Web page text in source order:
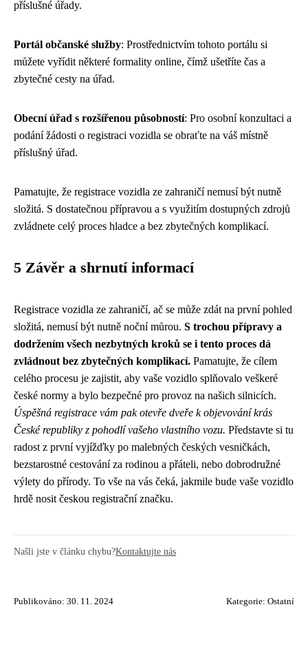
příslušné úřady.
Portál občanské služby: Prostřednictvím tohoto portálu si
můžete vyřídit některé formality online, čímž ušetříte čas a
zbytečné cesty na úřad.
Obecní úřad s rozšířenou působností: Pro osobní konzultaci a
podání žádosti o registraci vozidla se obraťte na váš místně
příslušný úřad.
Pamatujte, že registrace vozidla ze zahraničí nemusí být nutně
složitá. S dostatečnou přípravou a s využitím dostupných zdrojů
zvládnete celý proces hladce a bez zbytečných komplikací.
5 Závěr a shrnutí informací
Registrace vozidla ze zahraničí, ač se může zdát na první pohled
složitá, nemusí být nutně noční můrou. S trochou přípravy a
dodržením všech nezbytných kroků se i tento proces dá
zvládnout bez zbytečných komplikací. Pamatujte, že cílem
celého procesu je zajistit, aby vaše vozidlo splňovalo veškeré
české normy a bylo bezpečné pro provoz na našich silnicích.
Úspěšná registrace vám pak otevře dveře k objevování krás
České republiky z pohodlí vašeho vlastního vozu. Představte si tu
radost z první vyjížďky po malebných českých vesničkách,
bezstarostné cestování za rodinou a přáteli, nebo dobrodružné
výlety do přírody. To vše na vás čeká, jakmile bude vaše vozidlo
hrdě nosit českou registrační značku.
Našli jste v článku chybu?Kontaktujte nás
Publikováno: 30. 11. 2024 Kategorie: Ostatní